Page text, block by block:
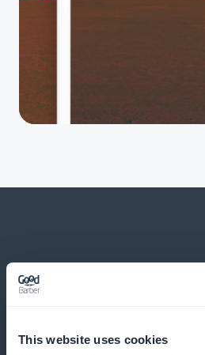
This website uses cookies
En nog veel meer